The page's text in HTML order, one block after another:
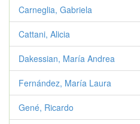
Carneglia, Gabriela
Cattani, Alicia
Dakessian, María Andrea
Fernández, María Laura
Gené, Ricardo